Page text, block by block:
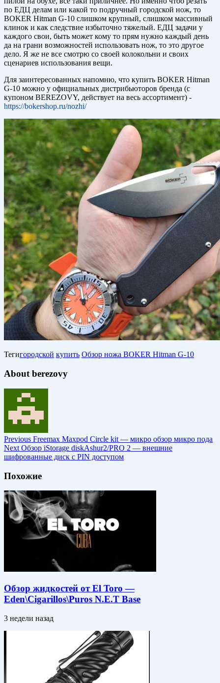
по ЕДЦ делам или какой то подручный городской нож, то
BOKER Hitman G-10 слишком крупный, слишком массивный
клинок и как следствие избыточно тяжелый. ЕДЦ задачи у
каждого свои, быть может кому то прям нужно каждый день
да на грани возможностей использовать нож, то это другое
дело. Я же не все смотрю со своей колокольни и своих
сценариев использования вещи.
Для заинтересованных напомню, что купить BOKER Hitman
G-10 можно у официальных дистрибьюторов бренда (с
купоном BEREZOVY, действует на весь ассортимент) -
https://bokershop.ru/nozhi/
Тегигородской купить Обзор ножа BOKER Hitman G-10
About berezovy
Previous Freemax Maxpod Circle kit — микро обзор микро пода
Next Обзор iStorage diskAshur2/PRO 2 — внешние
шифрованные диск с PIN доступом
Похожие
Обзор жидкостей от El Toro —
Eden\Cigarillos\Puros N.E.T Base
3 недели назад